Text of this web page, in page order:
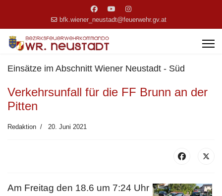
bfk.wiener_neustadt@feuerwehr.gv.at
Einsätze im Abschnitt Wiener Neustadt - Süd
Verkehrsunfall für die FF Brunn an der
Pitten
Redaktion 20. Juni 2021
Am Freitag den 18.6 um 7:24 Uhr